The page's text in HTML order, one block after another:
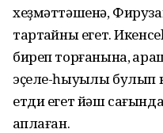
хеҙмəттəшенə,
тартҡайны егет.
биреп торғанына,
эҫеле-һыуыҡлы булып
етди егет йəш
ҡаплаған.